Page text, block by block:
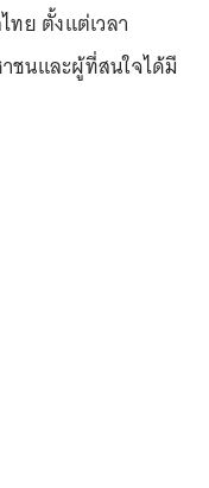
ย ตั้งแต่เวลา
ชนและผู้ที่สนใจได้มี